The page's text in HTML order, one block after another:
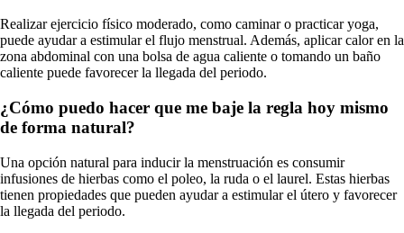
Realizar ejercicio físico moderado, como caminar o practicar yoga,
puede ayudar a estimular el flujo menstrual. Además, aplicar calor en la
zona abdominal con una bolsa de agua caliente o tomando un baño
caliente puede favorecer la llegada del periodo.
¿Cómo puedo hacer que me baje la regla hoy mismo
de forma natural?
Una opción natural para inducir la menstruación es consumir
infusiones de hierbas como el poleo, la ruda o el laurel. Estas hierbas
tienen propiedades que pueden ayudar a estimular el útero y favorecer
la llegada del periodo.